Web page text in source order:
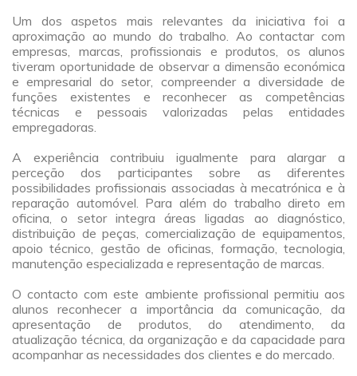
Um dos aspetos mais relevantes da iniciativa foi a
aproximação ao mundo do trabalho. Ao contactar com
empresas, marcas, profissionais e produtos, os alunos
tiveram oportunidade de observar a dimensão económica
e empresarial do setor, compreender a diversidade de
funções existentes e reconhecer as competências
técnicas e pessoais valorizadas pelas entidades
empregadoras.
A experiência contribuiu igualmente para alargar a
perceção dos participantes sobre as diferentes
possibilidades profissionais associadas à mecatrónica e à
reparação automóvel. Para além do trabalho direto em
oficina, o setor integra áreas ligadas ao diagnóstico,
distribuição de peças, comercialização de equipamentos,
apoio técnico, gestão de oficinas, formação, tecnologia,
manutenção especializada e representação de marcas.
O contacto com este ambiente profissional permitiu aos
alunos reconhecer a importância da comunicação, da
apresentação de produtos, do atendimento, da
atualização técnica, da organização e da capacidade para
acompanhar as necessidades dos clientes e do mercado.